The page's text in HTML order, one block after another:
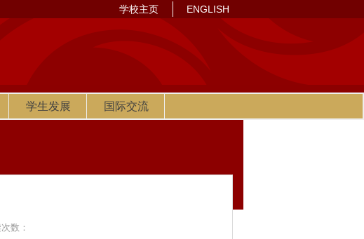
ENGLISH
学校主页
学生发展 国际交流
数：